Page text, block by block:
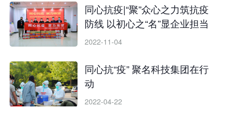
同心抗疫|“聚”众心之力筑抗疫
防线 以初心之“名”显企业担当
2022-11-04
同心抗“疫” 聚名科技集团在行
动
2022-04-22